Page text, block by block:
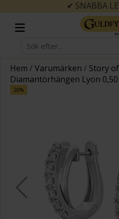
✔ SNABBA
Hem /Varumärken / Story
Diamantörhängen Lyon
20%